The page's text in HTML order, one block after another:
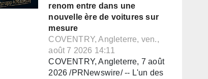
renom entre dans une
nouvelle ère de voitures sur
mesure
COVENTRY, Angleterre, ven.,
août 7 2026 14:11
COVENTRY, Angleterre, 7 août
2026 /PRNewswire/ -- L'un des